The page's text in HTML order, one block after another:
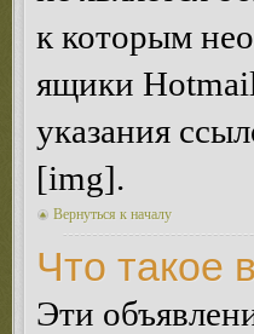
к которым
ящики
указания
[img].
Вернуться к началу
Что такое
Эти